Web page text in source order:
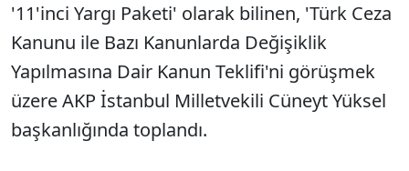
'11'inci Yargı Paketi' olarak bilinen, 'Türk Ceza
Kanunu ile Bazı Kanunlarda Değişiklik
Yapılmasına Dair Kanun Teklifi'ni görüşmek
üzere AKP İstanbul Milletvekili Cüneyt Yüksel
başkanlığında toplandı.